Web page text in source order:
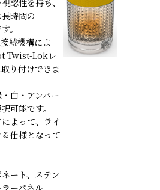
認性を持ち、
時間の
。
続機構によ
Twist-Lokレ
り付けできま
白・アンバー
可能です。
よって、ライ
仕様となって
ート、ステン